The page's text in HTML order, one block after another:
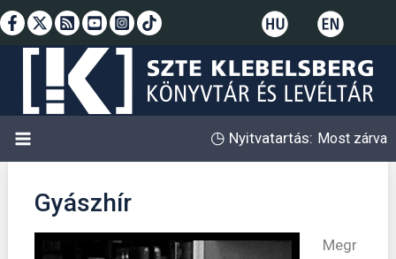
Skip
to
◷ Nyitvatartás: Most zárva
Gyászhír
Megr